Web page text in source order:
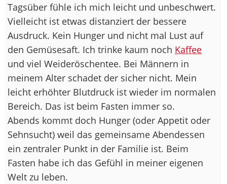
Tagsüber fühle ich mich leicht und unbeschwert.
Vielleicht ist etwas distanziert der bessere
Ausdruck. Kein Hunger und nicht mal Lust auf
den Gemüsesaft. Ich trinke kaum noch Kaffee
und viel Weideröschentee. Bei Männern in
meinem Alter schadet der sicher nicht. Mein
leicht erhöhter Blutdruck ist wieder im normalen
Bereich. Das ist beim Fasten immer so.
Abends kommt doch Hunger (oder Appetit oder
Sehnsucht) weil das gemeinsame Abendessen
ein zentraler Punkt in der Familie ist. Beim
Fasten habe ich das Gefühl in meiner eigenen
Welt zu leben.